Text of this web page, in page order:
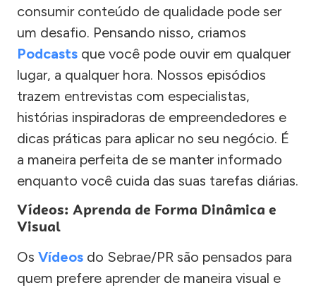
consumir conteúdo de qualidade pode ser
um desafio. Pensando nisso, criamos
Podcasts que você pode ouvir em qualquer
lugar, a qualquer hora. Nossos episódios
trazem entrevistas com especialistas,
histórias inspiradoras de empreendedores e
dicas práticas para aplicar no seu negócio. É
a maneira perfeita de se manter informado
enquanto você cuida das suas tarefas diárias.
Vídeos: Aprenda de Forma Dinâmica e
Visual
Os Vídeos do Sebrae/PR são pensados para
quem prefere aprender de maneira visual e